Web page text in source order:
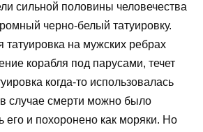
сильной половины человечества
черно-белый татуировку.
на мужских ребрах
корабля под парусами, течет
когда-то использовалась
случае смерти можно было
его и похоронено как моряки. Но